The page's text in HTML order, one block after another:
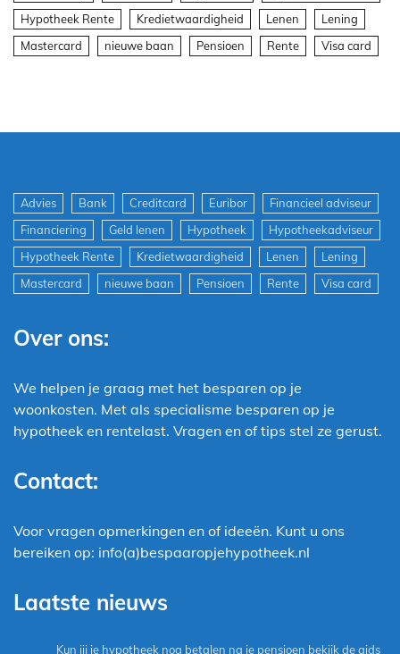
Hypotheek Rente
Kredietwaardigheid Lenen
Lening
Mastercard
nieuwe baan Pensioen Rente Visa card
Advies Bank Creditcard Euribor
Financieel adviseur
Financiering
Geld lenen Hypotheek
Hypotheekadviseur
Hypotheek Rente
Kredietwaardigheid Lenen
Lening
Mastercard
nieuwe baan Pensioen Rente Visa card
Over ons:
We helpen je graag met het besparen op je
woonkosten. Met als specialisme besparen op je
hypotheek en rentelast. Vragen en of tips stel ze gerust.
Contact:
Voor vragen opmerkingen en of ideeën. Kunt u ons
bereiken op: info(a)bespaaropjehypotheek.nl
Laatste nieuws
Kun jij je hypotheek nog betalen na je pensioen bekijk de gids